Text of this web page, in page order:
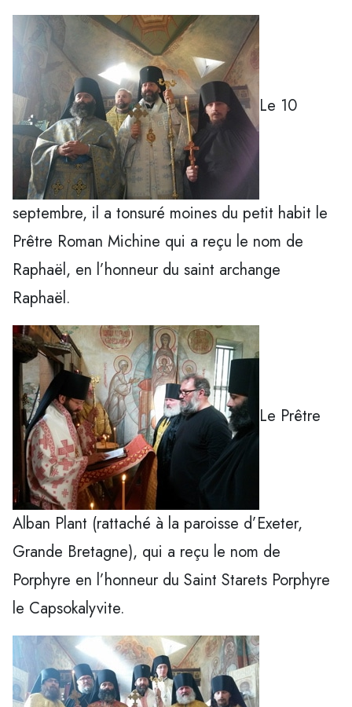
Le 10
septembre, il a tonsuré moines du petit habit le
Prêtre Roman Michine qui a reçu le nom de
Raphaël, en l’honneur du saint archange
Raphaël.
Le Prêtre
Alban Plant (rattaché à la paroisse d’Exeter,
Grande Bretagne), qui a reçu le nom de
Porphyre en l’honneur du Saint Starets Porphyre
le Capsokalyvite.